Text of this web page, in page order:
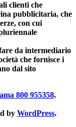
clienti che
pubblicitaria, che
con cui
da intermediario
che fornisce i
dal sito
800 955358.
by WordPress.